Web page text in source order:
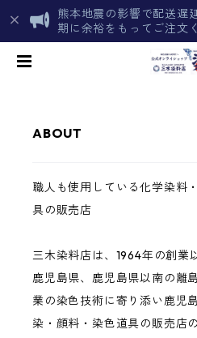
熊本地震の影響で配送遅
期に余裕をもってご注文
ABOUT
職人も使用している化学染料
具の販売店
三木染料店は、1964年の創業
鹿児島県、鹿児島県以南の離
業の染色技術に寄り添い鹿児
染・顔料・染色道具の販売店